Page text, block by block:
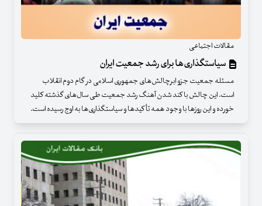
مقالات اجتماعی
سیاستگذاری‌ها برای رشد جمعیت ایران
مسئله جمعیت جزو ابرچالش‌های جمهوری اسلامی در گام دوم انقلاب
است. این چالش با کند شدن آهنگ رشد جمعیت طی سال‌های گذشته کلید
خورده و این روزها با وجود همه تأکیدها و سیاستگذاری‌ها به اوج رسیده است.